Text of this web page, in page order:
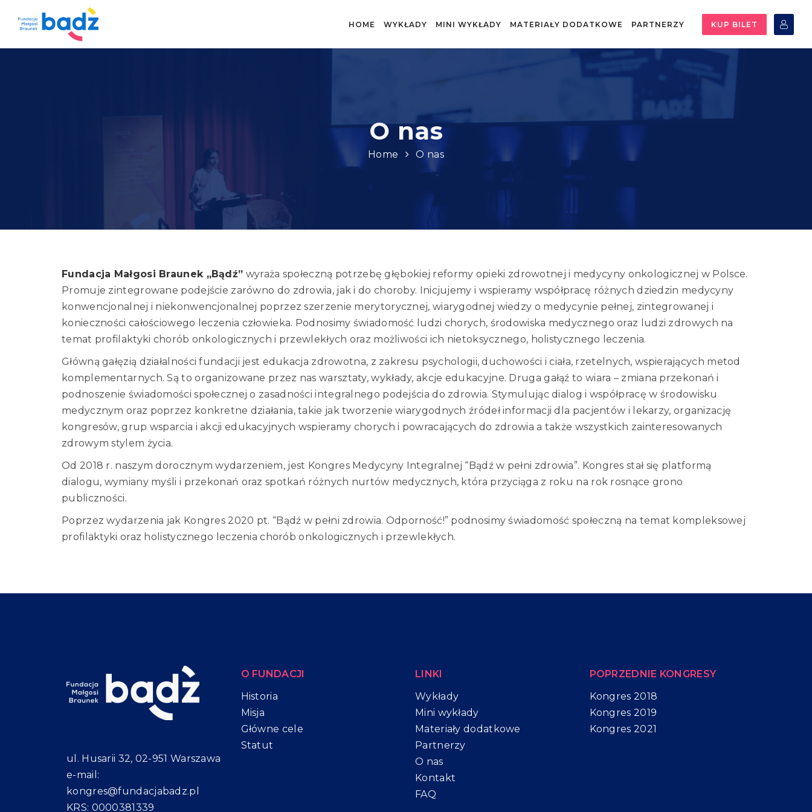
HOME WYKŁADY MINI WYKŁADY MATERIAŁY DODATKOWE PARTNERZY KUP BILET
O nas
Home O nas
Fundacja Małgosi Braunek „Bądź” wyraża społeczną potrzebę głębokiej reformy opieki zdrowotnej i medycyny onkologicznej w Polsce.
Promuje zintegrowane podejście zarówno do zdrowia, jak i do choroby. Inicjujemy i wspieramy współpracę różnych dziedzin medycyny
konwencjonalnej i niekonwencjonalnej poprzez szerzenie merytorycznej, wiarygodnej wiedzy o medycynie pełnej, zintegrowanej i
konieczności całościowego leczenia człowieka. Podnosimy świadomość ludzi chorych, środowiska medycznego oraz ludzi zdrowych na
temat profilaktyki chorób onkologicznych i przewlekłych oraz możliwości ich nietoksycznego, holistycznego leczenia.
Główną gałęzią działalności fundacji jest edukacja zdrowotna, z zakresu psychologii, duchowości i ciała, rzetelnych, wspierających metod
komplementarnych. Są to organizowane przez nas warsztaty, wykłady, akcje edukacyjne. Druga gałąź to wiara – zmiana przekonań i
podnoszenie świadomości społecznej o zasadności integralnego podejścia do zdrowia. Stymulując dialog i współpracę w środowisku
medycznym oraz poprzez konkretne działania, takie jak tworzenie wiarygodnych źródeł informacji dla pacjentów i lekarzy, organizację
kongresów, grup wsparcia i akcji edukacyjnych wspieramy chorych i powracających do zdrowia a także wszystkich zainteresowanych
zdrowym stylem życia.
Od 2018 r. naszym dorocznym wydarzeniem, jest Kongres Medycyny Integralnej “Bądź w pełni zdrowia”. Kongres stał się platformą
dialogu, wymiany myśli i przekonań oraz spotkań różnych nurtów medycznych, która przyciąga z roku na rok rosnące grono
publiczności.
Poprzez wydarzenia jak Kongres 2020 pt. “Bądź w pełni zdrowia. Odporność!” podnosimy świadomość społeczną na temat kompleksowej
profilaktyki oraz holistycznego leczenia chorób onkologicznych i przewlekłych.
ul. Husarii 32, 02-951 Warszawa
e-mail:
kongres@fundacjabadz.pl
KRS: 0000381339
O FUNDACJI
Historia
Misja
Główne cele
Statut
LINKI
Wykłady
Mini wykłady
Materiały dodatkowe
Partnerzy
O nas
Kontakt
FAQ
POPRZEDNIE KONGRESY
Kongres 2018
Kongres 2019
Kongres 2021